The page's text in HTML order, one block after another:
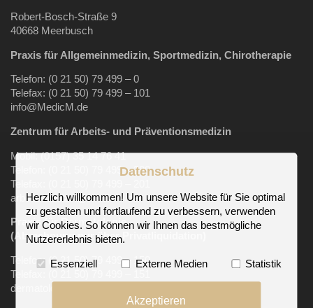
Robert-Bosch-Straße 9
40668 Meerbusch
Praxis für Allgemeinmedizin, Sportmedizin, Chirotherapie
Telefon: (0 21 50) 79 499 – 0
Telefax: (0 21 50) 79 499 – 101
info@MedicM.de
Zentrum für Arbeits- und Präventionsmedizin
Mobil:(0157) 35 14 76 41
Telefon: (0 21 50) 79 499 – 200
Telefax: (0 21 50) 79 499 – 201
arbeitsmedizin@MedicM.de
Praxis für Dermatologie
(Abrechnung nur über Privatliquidation)
Telefon: (0 21 50) 79 499 – 150
Telefax: (0 21 50) 79 499 – 151
dermatologie@MedicM.de
Datenschutz
Herzlich willkommen! Um unsere Website für Sie optimal
zu gestalten und fortlaufend zu verbessern, verwenden
wir Cookies. So können wir Ihnen das bestmögliche
Nutzererlebnis bieten.
Essenziell Externe Medien Statistik
Akzeptieren